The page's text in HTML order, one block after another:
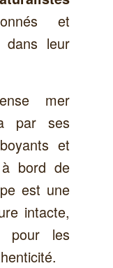
et
dans leur
mer
par ses
et
à bord de
est une
intacte,
pour les